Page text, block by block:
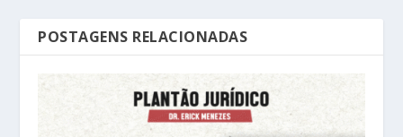
POSTAGENS RELACIONADAS